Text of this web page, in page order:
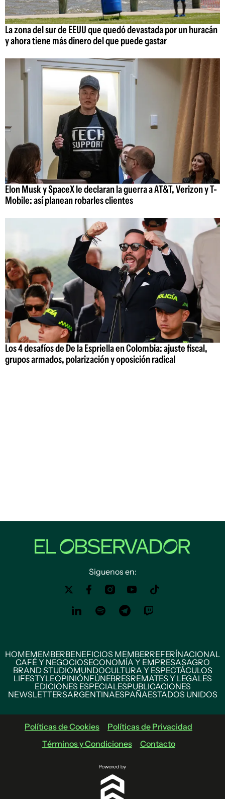
La zona del sur de EEUU que quedó devastada por un huracán
y ahora tiene más dinero del que puede gastar
Elon Musk y SpaceX le declaran la guerra a AT&T, Verizon y T-
Mobile: así planean robarles clientes
Los 4 desafíos de De la Espriella en Colombia: ajuste fiscal,
grupos armados, polarización y oposición radical
Siguenos en:
HOMEMEMBERBENEFICIOS MEMBERREFERÍNACIONAL
CAFÉ Y NEGOCIOSECONOMÍA Y EMPRESASAGRO
BRAND STUDIOMUNDOCULTURA Y ESPECTÁCULOS
LIFESTYLEOPINIÓNFÚNEBRESREMATES Y LEGALES
EDICIONES ESPECIALESPUBLICACIONES
NEWSLETTERSARGENTINAESPAÑAESTADOS UNIDOS
Políticas de Cookies
Políticas de Privacidad
Términos y Condiciones
Contacto